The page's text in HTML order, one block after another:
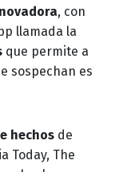
, con
llamada la
que permite a
sospechan es
hechos de
Today, The